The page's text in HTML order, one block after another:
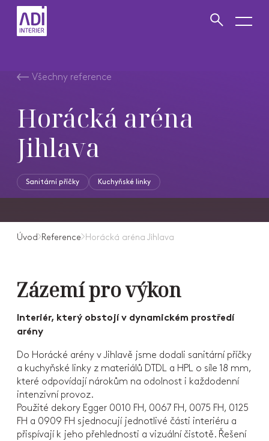
Všechny reference
Horácká aréna
Jihlava
Sanitární příčky Kuchyňské linky
Úvod Reference Horácká aréna Jihlava
Zázemí pro výkon
Interiér, který obstojí v dynamickém prostředí
arény
Do Horácké arény v Jihlavě jsme dodali sanitární příčky
a kuchyňské linky z materiálů DTDL a HPL o síle 18 mm,
které odpovídají nárokům na odolnost i každodenní
intenzivní provoz.
Použité dekory Egger 0010 FH, 0067 FH, 0075 FH, 0125
FH a 0909 FH sjednocují jednotlivé části interiéru a
přispívají k jeho přehlednosti a vizuální čistotě. Řešení